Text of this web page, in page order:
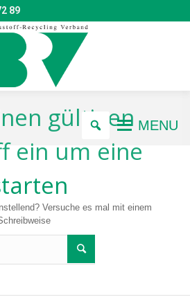
89
MENU
gültigen
ein um eine
Versuche es mal mit einem